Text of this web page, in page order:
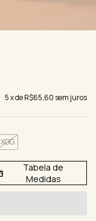
5x deR$65,60 sem juros
XGG
Tabela de
Medidas